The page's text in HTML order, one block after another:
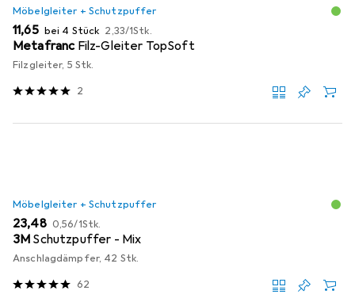
Möbelgleiter + Schutzpuffer
EUR
11,65 bei 4 Stück EUR
2,33/1Stk.
Metafranc Filz-Gleiter TopSoft
Filzgleiter, 5 Stk.
2
Möbelgleiter + Schutzpuffer
EUR
23,48 EUR
0,56/1Stk.
3M Schutzpuffer - Mix
Anschlagdämpfer, 42 Stk.
62